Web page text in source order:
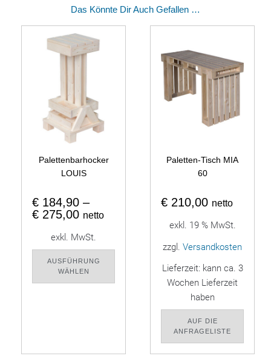
Das Könnte Dir Auch Gefallen …
Palettenbarhocker
LOUIS
€ 184,90 –
€ 275,00 netto
exkl. MwSt.
AUSFÜHRUNG
WÄHLEN
Paletten-Tisch MIA
60
€ 210,00 netto
exkl. 19 % MwSt.
zzgl. Versandkosten
Lieferzeit: kann ca. 3
Wochen Lieferzeit
haben
AUF DIE
ANFRAGELISTE